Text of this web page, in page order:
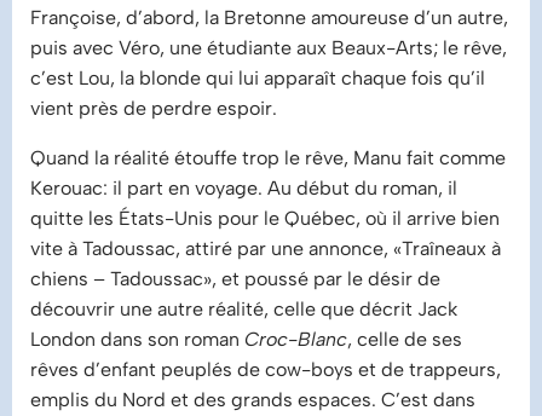
Françoise, d’abord, la Bretonne amoureuse d’un autre,
puis avec Véro, une étudiante aux Beaux-Arts; le rêve,
c’est Lou, la blonde qui lui apparaît chaque fois qu’il
vient près de perdre espoir.
Quand la réalité étouffe trop le rêve, Manu fait comme
Kerouac: il part en voyage. Au début du roman, il
quitte les États-Unis pour le Québec, où il arrive bien
vite à Tadoussac, attiré par une annonce, «Traîneaux à
chiens – Tadoussac», et poussé par le désir de
découvrir une autre réalité, celle que décrit Jack
London dans son roman Croc-Blanc, celle de ses
rêves d’enfant peuplés de cow-boys et de trappeurs,
emplis du Nord et des grands espaces. C’est dans